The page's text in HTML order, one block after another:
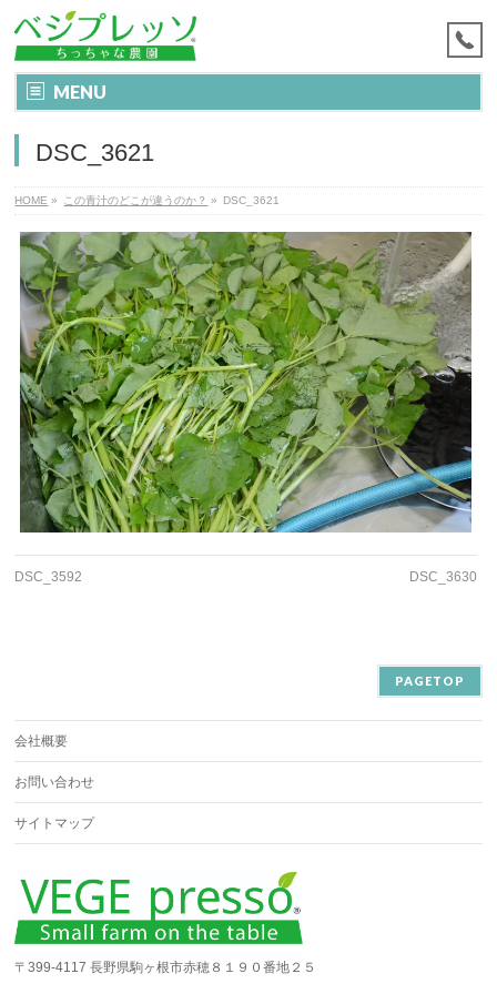
MENU
DSC_3621
HOME » この青汁のどこが違うのか？ » DSC_3621
DSC_3592 DSC_3630
PAGETOP
会社概要
お問い合わせ
サイトマップ
〒399-4117 長野県駒ヶ根市赤穂８１９０番地２５